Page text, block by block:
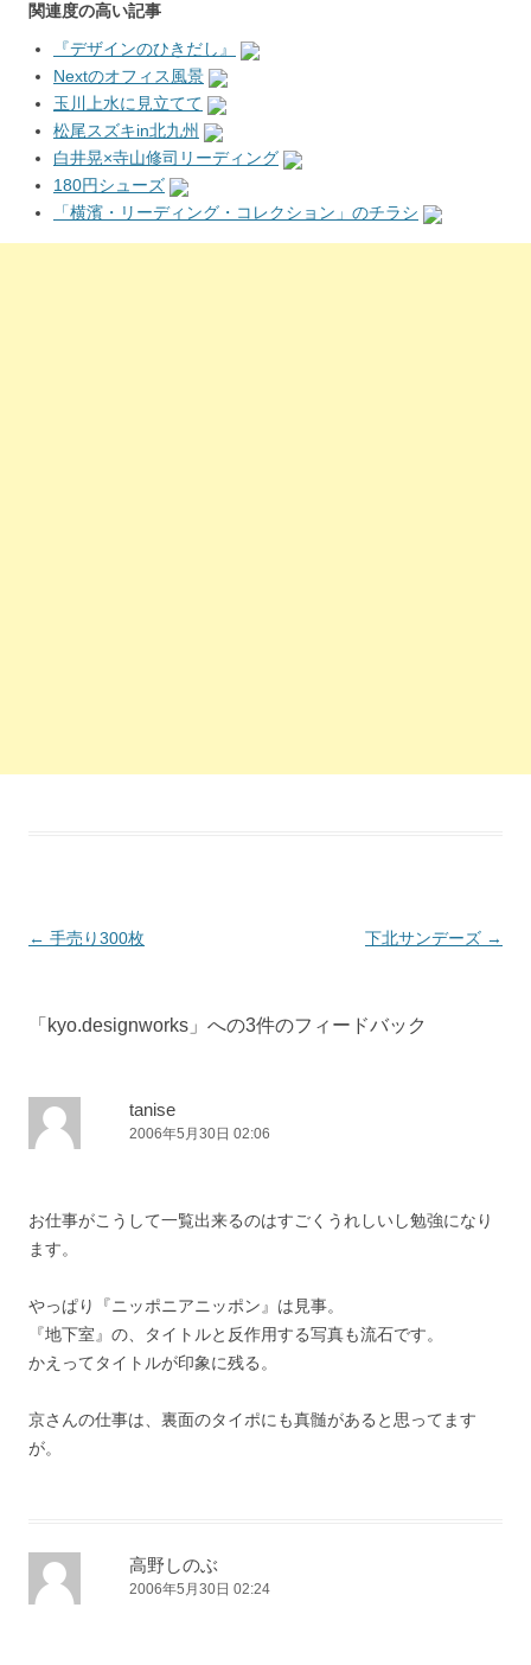
関連度の高い記事
『デザインのひきだし』
Nextのオフィス風景
玉川上水に見立てて
松尾スズキin北九州
白井晃×寺山修司リーディング
180円シューズ
「横濱・リーディング・コレクション」のチラシ
投稿ナビゲーション
← 手売り300枚 下北サンデーズ →
「 kyo.designworks 」への3件のフィードバック
tanise
2006年5月30日 02:06
お仕事がこうして一覧出来るのはすごくうれしいし勉強になり
ます。
やっぱり『ニッポニアニッポン』は見事。
『地下室』の、タイトルと反作用する写真も流石です。
かえってタイトルが印象に残る。
京さんの仕事は、裏面のタイポにも真髄があると思ってます
が。
高野しのぶ
2006年5月30日 02:24